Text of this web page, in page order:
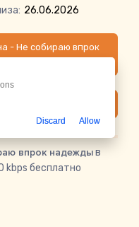
26.06.2026
- Не собираю впрок
впрок надеждыв
kbps бесплатно
Discard Allow